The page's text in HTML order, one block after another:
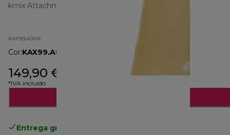
kmix Attachments
KAX99.A0ME
Cor:KAX99.A0ME
149,90 €
*IVA incluído
Entrega gratuita padrão